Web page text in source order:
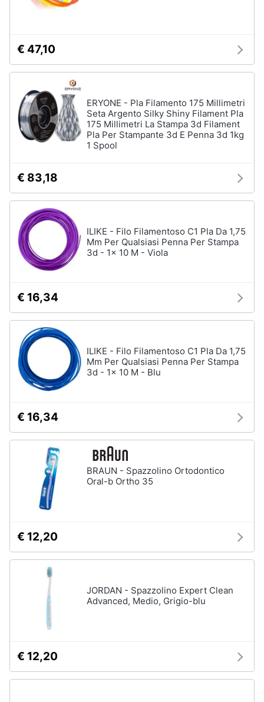
Sport
Animali
Motori
dvd
Festività
e
ricorrenze
Assistenza
clienti
Esci
€ 47,10
ERYONE - Pla Filamento 175 Millimetri
Seta Argento Silky Shiny Filament Pla
175 Millimetri La Stampa 3d Filament
Pla Per Stampante 3d E Penna 3d 1kg
1 Spool
€ 83,18
ILIKE - Filo Filamentoso C1 Pla Da 1,75
Mm Per Qualsiasi Penna Per Stampa
3d - 1x 10 M - Viola
€ 16,34
ILIKE - Filo Filamentoso C1 Pla Da 1,75
Mm Per Qualsiasi Penna Per Stampa
3d - 1x 10 M - Blu
€ 16,34
BRAUN - Spazzolino Ortodontico
Oral-b Ortho 35
€ 12,20
JORDAN - Spazzolino Expert Clean
Advanced, Medio, Grigio-blu
€ 12,20